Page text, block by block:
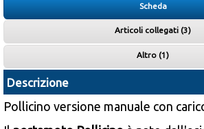
Scheda
Articoli collegati (3)
Altro (1)
Descrizione
Pollicino versione manuale con